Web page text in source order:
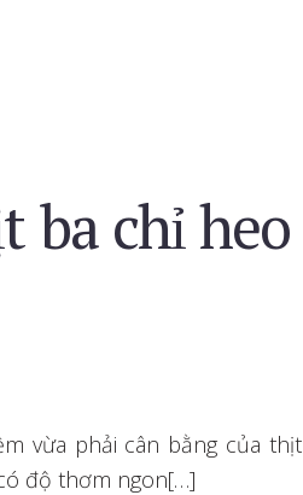
ba chỉ heo
vừa phải cân bằng của thịt
độ thơm ngon[…]